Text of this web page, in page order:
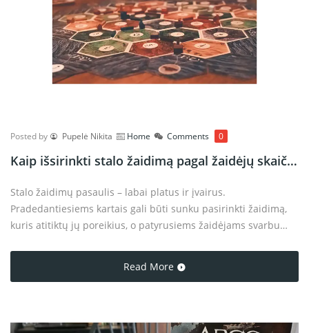
Posted by Pupelė Nikita Home Comments 0
Kaip išsirinkti stalo žaidimą pagal žaidėjų skaičių, sudėtingumą ir mechanikas?
Stalo žaidimų pasaulis – labai platus ir įvairus.
Pradedantiesiems kartais gali būti sunku pasirinkti žaidimą,
kuris atitiktų jų poreikius, o patyrusiems žaidėjams svarbu
sudėtingumą, supažindinsime su populiariomis žaidimo
Read More